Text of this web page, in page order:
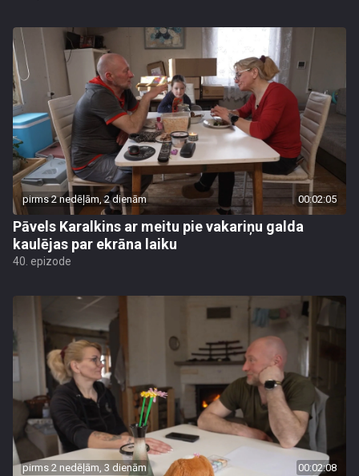
pirms 2 nedēļām, 2 dienām 00:02:05
Pāvels Karalkins ar meitu pie vakariņu galda
kaulējas par ekrāna laiku
40. epizode
pirms 2 nedēļām, 3 dienām 00:02:08